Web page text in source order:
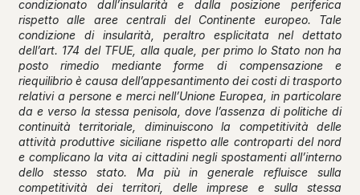
condizionato dall’insularità e dalla posizione periferica
rispetto alle aree centrali del Continente europeo. Tale
condizione di insularità, peraltro esplicitata nel dettato
dell’art. 174 del TFUE, alla quale, per primo lo Stato non ha
posto rimedio mediante forme di compensazione e
riequilibrio è causa dell’appesantimento dei costi di trasporto
relativi a persone e merci nell’Unione Europea, in particolare
da e verso la stessa penisola, dove l’assenza di politiche di
continuità territoriale, diminuiscono la competitività delle
attività produttive siciliane rispetto alle controparti del nord
e complicano la vita ai cittadini negli spostamenti all’interno
dello stesso stato. Ma più in generale refluisce sulla
competitività dei territori, delle imprese e sulla stessa